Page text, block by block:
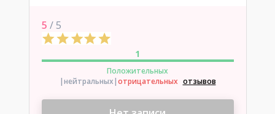
5 / 5
1
Положительных
|нейтральных|отрицательных отзывов